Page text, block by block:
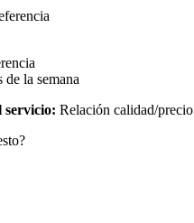
de la semana
servicio: Relación calidad/precio